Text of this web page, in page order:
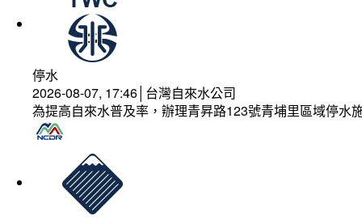
停水
2026-08-07, 17:46│台灣自來水公司
為提高自來水普及率，辦理青昇路123號青埔里區域停水